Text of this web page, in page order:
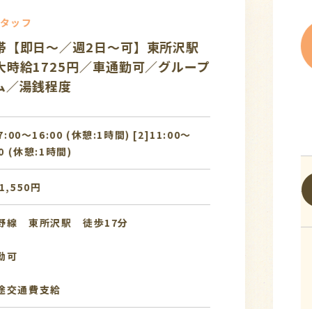
ッフ
即日～／週2日～可】東所沢駅
給1725円／車通勤可／グループ
湯銭程度
〜16:00 (休憩:1時間) [2]11:00〜
休憩:1時間)
円
線 東所沢駅 徒歩17分
通費支給